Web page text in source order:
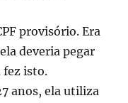
provisório. Era
deveria pegar
fez isto.
anos, ela utiliza